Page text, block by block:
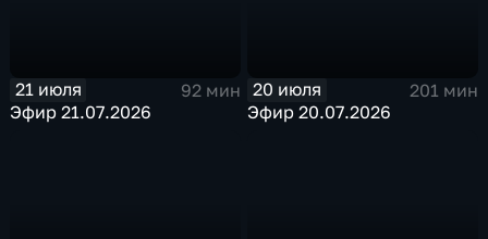
21 июля
92 мин
Эфир 21.07.2026
20 июля
201 мин
Эфир 20.07.2026